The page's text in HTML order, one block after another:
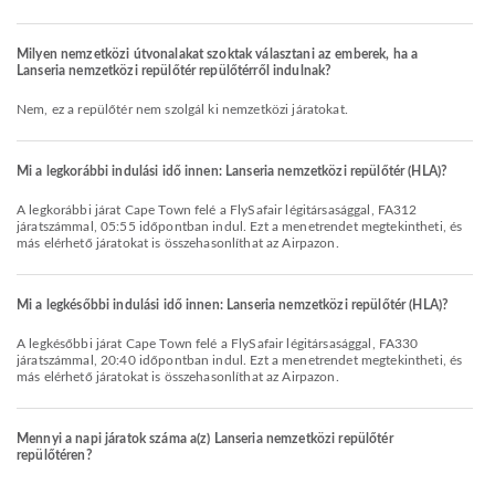
Milyen nemzetközi útvonalakat szoktak választani az emberek, ha a
Lanseria nemzetközi repülőtér repülőtérről indulnak?
Nem, ez a repülőtér nem szolgál ki nemzetközi járatokat.
Mi a legkorábbi indulási idő innen: Lanseria nemzetközi repülőtér (HLA)?
A legkorábbi járat Cape Town felé a FlySafair légitársasággal, FA312
járatszámmal, 05:55 időpontban indul. Ezt a menetrendet megtekintheti, és
más elérhető járatokat is összehasonlíthat az Airpazon.
Mi a legkésőbbi indulási idő innen: Lanseria nemzetközi repülőtér (HLA)?
A legkésőbbi járat Cape Town felé a FlySafair légitársasággal, FA330
járatszámmal, 20:40 időpontban indul. Ezt a menetrendet megtekintheti, és
más elérhető járatokat is összehasonlíthat az Airpazon.
Mennyi a napi járatok száma a(z) Lanseria nemzetközi repülőtér
repülőtéren?